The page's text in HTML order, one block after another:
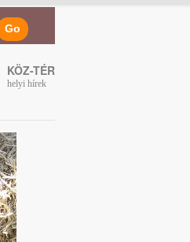
KÖZ-TÉR
helyi hírek